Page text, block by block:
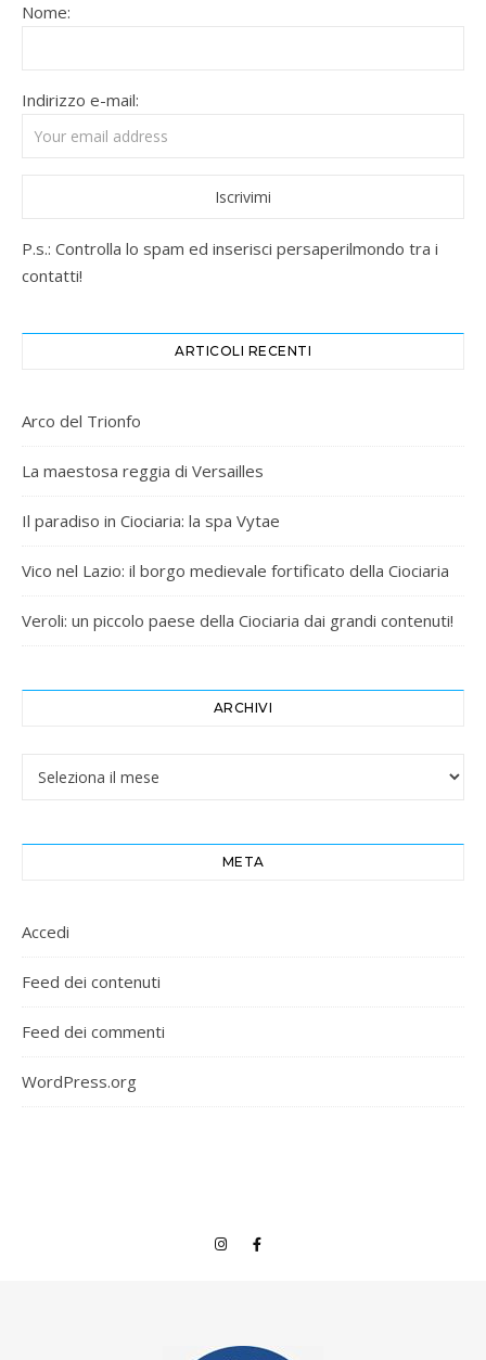
Nome:
Indirizzo e-mail:
P.s.: Controlla lo spam ed inserisci persaperilmondo tra i
contatti!
ARTICOLI RECENTI
Arco del Trionfo
La maestosa reggia di Versailles
Il paradiso in Ciociaria: la spa Vytae
Vico nel Lazio: il borgo medievale fortificato della Ciociaria
Veroli: un piccolo paese della Ciociaria dai grandi contenuti!
ARCHIVI
Archivi
META
Accedi
Feed dei contenuti
Feed dei commenti
WordPress.org